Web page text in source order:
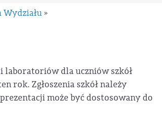
Wydziału »
laboratoriów dla uczniów szkół
rok. Zgłoszenia szkół należy
może być dostosowany do